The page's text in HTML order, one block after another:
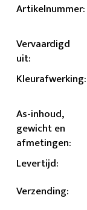
Artikelnummer:
Vervaardigd
uit:
Kleurafwerking:
As-inhoud,
gewicht en
afmetingen:
Levertijd:
Verzending: